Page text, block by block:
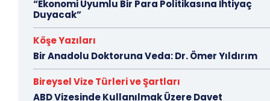
“Ekonomi Uyumlu Bir Para Politikasına İhtiyaç
Duyacak”
Köşe Yazıları
Bir Anadolu Doktoruna Veda: Dr. Ömer Yıldırım
Bireysel Vize Türleri ve Şartları
ABD Vizesinde Kullanılmak Üzere Davet